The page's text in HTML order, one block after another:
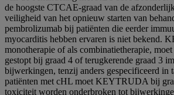
de hoogste CTCAE-graad van de
veiligheid van het opnieuw starten van
pembrolizumab bij patiënten die eerder
myocarditis hebben ervaren is niet bekend.
monotherapie of als combinatietherapie,
gestopt bij graad 4 of terugkerende graad 3
bijwerkingen, tenzij anders gespecificeerd in
patiënten met cHL moet KEYTRUDA bij
toxiciteit worden onderbroken tot